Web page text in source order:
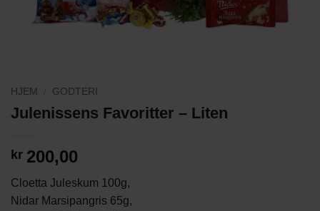
HJEM GODTERI
Julenissens Favoritter – Liten
kr 200,00
Cloetta Juleskum 100g,
Nidar Marsipangris 65g,